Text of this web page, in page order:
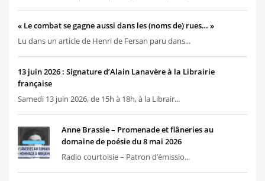
« Le combat se gagne aussi dans les (noms de) rues… »
Lu dans un article de Henri de Fersan paru dans...
13 juin 2026 : Signature d’Alain Lanavère à la Librairie
française
Samedi 13 juin 2026, de 15h à 18h, à la Librair...
Anne Brassie – Promenade et flâneries au
domaine de poésie du 8 mai 2026
Radio courtoisie – Patron d’émissio...